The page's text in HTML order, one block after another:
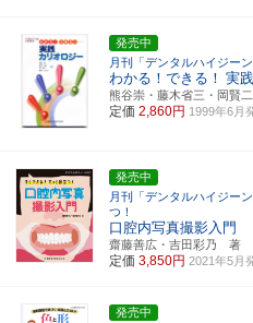
発売中
月刊「デンタルハイジー
わかる！できる！ 実
熊谷崇・藤木省三・岡賢
定価 2,860円 1999年6月
発売中
月刊「デンタルハイジー
つ！
口腔内写真撮影入門
齋藤善広・吉田彩乃 著
定価 3,850円 2021年5月
発売中